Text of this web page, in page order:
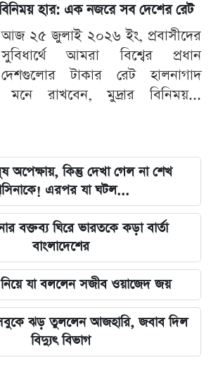
হার: এক নজরে সব দেশের রেট
আজ ২৫ জুলাই ২০২৬ ইং, প্রবাসীদের
সুবিধার্থে আমরা বিশ্বের প্রধান
দেশগুলোর টাকার রেট হালনাগাদ
রাখবেন, মুদ্রার বিনিময়...
অপেক্ষায়, কিন্তু দেখা গেল না শেখ
এরপর যা ঘটল...
বক্তব্য ঘিরে ভারতকে কড়া বার্তা
বাংলাদেশের
নিয়ে যা বললেন সজীব ওয়াজেদ জয়
ঝড় তুললেন আজহারি, জবাব দিল
বিদ্যুৎ বিভাগ